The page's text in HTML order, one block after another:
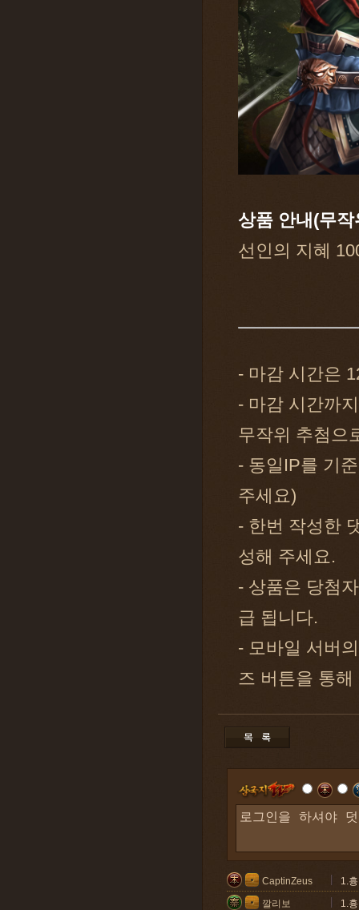
상품 안내(무
선인의 지혜
- 마감 시간은
- 마감 시간까
무작위 추첨으
- 동일IP를 기
주세요)
- 한번 작성한
성해 주세요.
- 상품은 당첨
급 됩니다.
- 모바일 서버
즈 버튼을 통
CaptinZeus
1.
깔리보
1.